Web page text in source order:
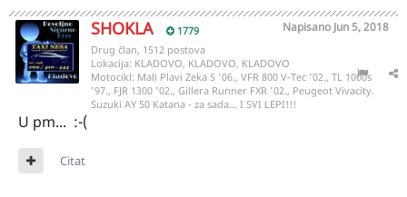
SHOKLA 1779 Napisano Jun 5, 2018
Drug član, 1512 postova
Lokacija: KLADOVO, KLADOVO, KLADOVO
Motocikl: Mali Plavi Zeka S '06., VFR 800 V-Tec '02., TL 1000s
'97., FJR 1300 '02., Gillera Runner FXR '02., Peugeot Vivacity.
Suzuki AY 50 Katana - za sada... I SVI LEPI!!!
U pm... :-(
Citat